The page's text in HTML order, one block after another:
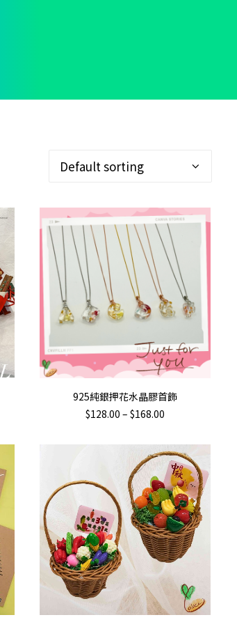
SELECT OPTIONS
product
options
may
be
chosen
on
the
product
page
925純銀押花水晶膠首飾
$128.00 – $168.00
through
$168.00